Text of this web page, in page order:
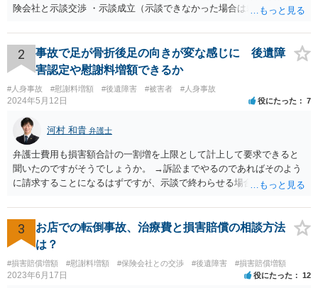
険会社と示談交渉 ・示談成立（示談できなかった場合は裁判） となり
加害者に対する処罰感情など尋ねられるはずですので、率直にお答え
になるとよいと思います。
2
事故で足が骨折後足の向きが変な感じに 後遺障
害認定や慰謝料増額できるか
#人身事故 #慰謝料増額 #後遺障害 #被害者 #人身事故
2024年5月12日 役にたった 7
河村 和貴 弁護士
弁護士費用も損害額合計の一割増を上限として計上して要求できると
聞いたのですがそうでしょうか。 →訴訟までやるのであればそのよう
に請求することになるはずですが、示談で終わらせる場合には、そこ
ならほとんど充足できるか多くが返ってくるイメージなので頼むのも
いいかなと思うのですが。 →LAC基準でもそうかもしれませんし、交
通事故事案ではより定額の費用としている法律事務所も多いように思
います。費用面も含めて、弁護士さんを検討してみるとよいかもしれ
ませんね。 かなり具体的な話も多くなっているので、法律事務所に問
い合わせてみるとよいと思います。
3
お店での転倒事故、治療費と損害賠償の相談方法
は？
#損害賠償増額 #慰謝料増額 #保険会社との交渉 #後遺障害 #損害賠償増額
2023年6月17日 役にたった 12